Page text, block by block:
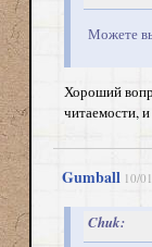
Можете
Хороший
читаемости,
Gumball 10/
Chuk: